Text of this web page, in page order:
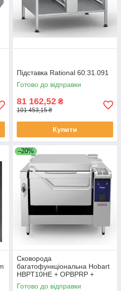
Підставка Rational 60.31.091
Готово до відправки
81 162,52 ₴
101 453,15 ₴
Купити
–20%
Сковорода
багатофункціональна Hobart
HBPT10HE + OPBPRP +
ACSC
Готово до відправки